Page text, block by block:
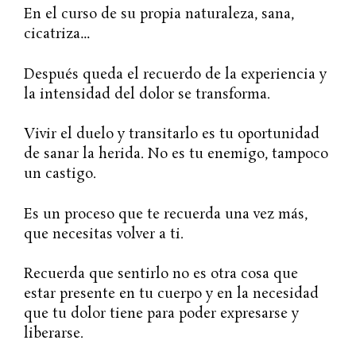
En el curso de su propia naturaleza, sana,
cicatriza…
Después queda el recuerdo de la experiencia y
la intensidad del dolor se transforma.
Vivir el duelo y transitarlo es tu oportunidad
de sanar la herida. No es tu enemigo, tampoco
un castigo.
Es un proceso que te recuerda una vez más,
que necesitas volver a ti.
Recuerda que sentirlo no es otra cosa que
estar presente en tu cuerpo y en la necesidad
que tu dolor tiene para poder expresarse y
liberarse.